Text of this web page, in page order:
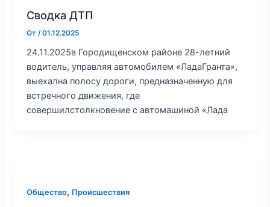
Сводка ДТП
От /01.12.2025
24.11.2025в Городищенском районе 28-летний
водитель, управляя автомобилем «ЛадаГранта»,
выехална полосу дороги, предназначенную для
встречного движения, где
совершилстолкновение с автомашиной «Лада
Общество, Происшествия